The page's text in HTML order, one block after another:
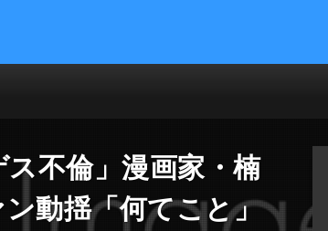
反応
ス不倫」漫画家・楠
動揺「何てこと」